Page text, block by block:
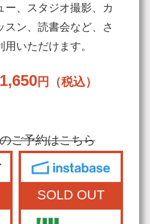
ー、スタジオ撮影、カ
スン、読書会など、さ
いただけます。
1,650円（税込）
ご予約はこちら
SOLD OUT